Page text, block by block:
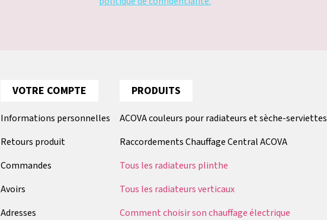
VOTRE COMPTE
Informations personnelles
Retours produit
Commandes
Avoirs
Adresses
PRODUITS
ACOVA couleurs pour radiateurs et sèche-serviettes
Raccordements Chauffage Central ACOVA
Tous les radiateurs plinthe
Tous les radiateurs verticaux
Comment choisir son chauffage électrique